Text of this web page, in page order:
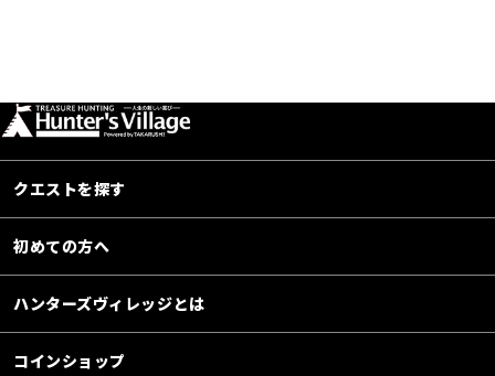
クエストを探す
初めての方へ
ハンターズヴィレッジとは
コインショップ